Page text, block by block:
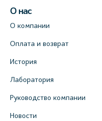
О нас
О компании
Оплата и возврат
История
Лаборатория
Руководство компании
Новости